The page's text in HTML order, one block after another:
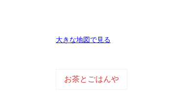
大きな地図で見る
お茶とごはんや